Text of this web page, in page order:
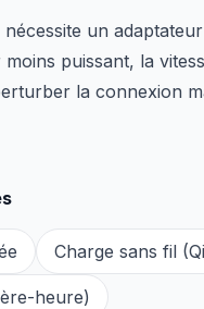
un
puissant, la
la connexion
Charge sans fil
heure)